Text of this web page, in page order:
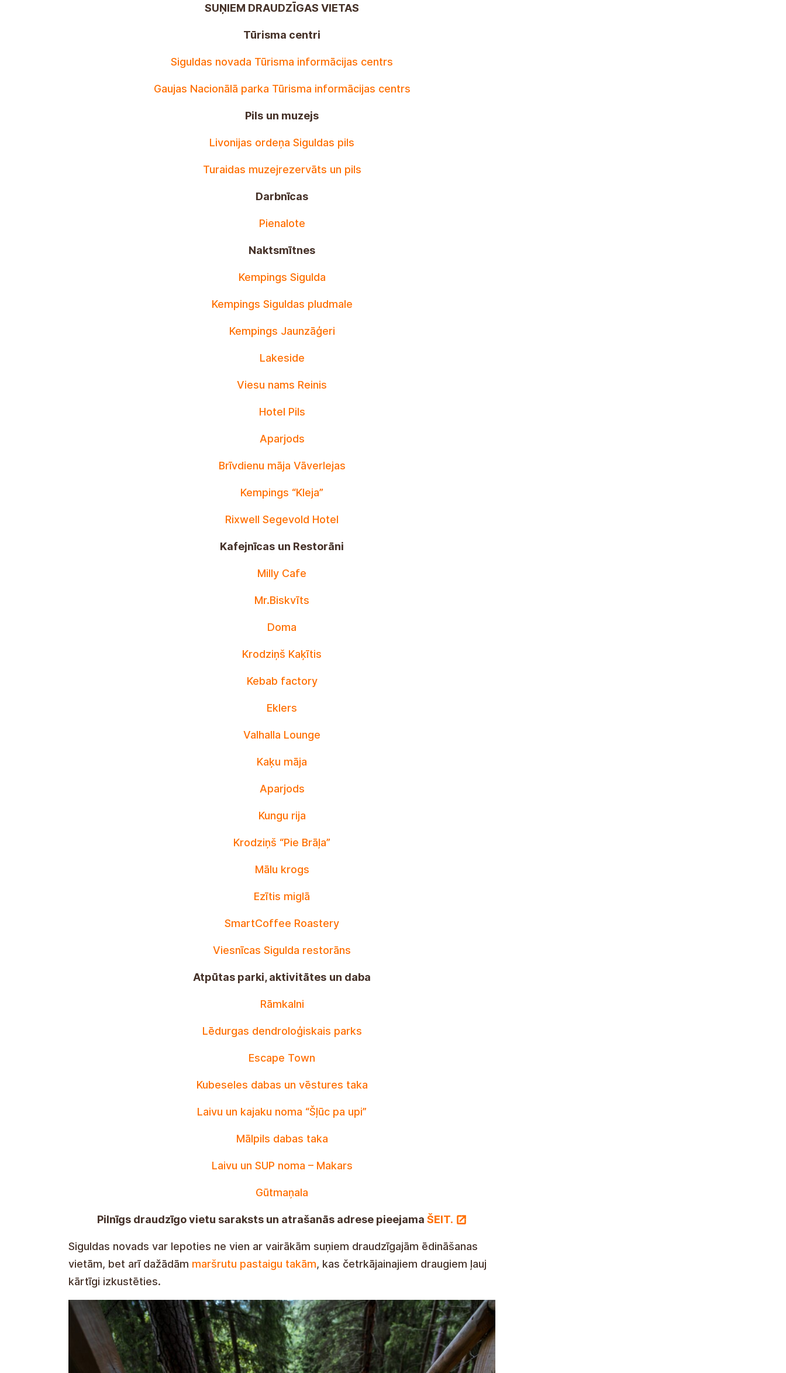
SUŅIEM DRAUDZĪGAS VIETAS
Tūrisma centri
Siguldas novada Tūrisma informācijas centrs
Gaujas Nacionālā parka Tūrisma informācijas centrs
Pils un muzejs
Livonijas ordeņa Siguldas pils
Turaidas muzejrezervāts un pils
Darbnīcas
Pienalote
Naktsmītnes
Kempings Sigulda
Kempings Siguldas pludmale
Kempings Jaunzāģeri
Lakeside
Viesu nams Reinis
Hotel Pils
Aparjods
Brīvdienu māja Vāverlejas
Kempings “Kleja”
Rixwell Segevold Hotel
Kafejnīcas un Restorāni
Milly Cafe
Mr.Biskvīts
Doma
Krodziņš Kaķītis
Kebab factory
Eklers
Valhalla Lounge
Kaķu māja
Aparjods
Kungu rija
Krodziņš “Pie Brāļa”
Mālu krogs
Ezītis miglā
SmartCoffee Roastery
Viesnīcas Sigulda restorāns
Atpūtas parki, aktivitātes un daba
Rāmkalni
Lēdurgas dendroloģiskais parks
Escape Town
Kubeseles dabas un vēstures taka
Laivu un kajaku noma “Šļūc pa upi”
Mālpils dabas taka
Laivu un SUP noma – Makars
Gūtmaņala
Pilnīgs draudzīgo vietu saraksts un atrašanās adrese pieejama ŠEIT.
Siguldas novads var lepoties ne vien ar vairākām suņiem draudzīgajām ēdināšanas
vietām, bet arī dažādām maršrutu pastaigu takām, kas četrkājainajiem draugiem ļauj
kārtīgi izkustēties.